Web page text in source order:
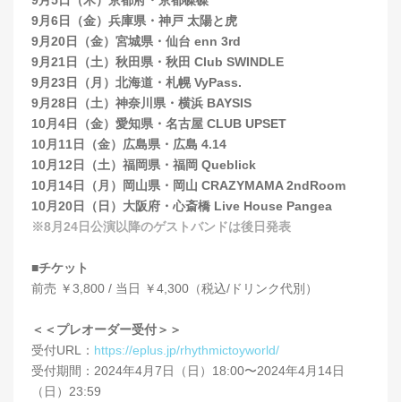
9月6日（金）兵庫県・神戸 太陽と虎
9月20日（金）宮城県・仙台 enn 3rd
9月21日（土）秋田県・秋田 Club SWINDLE
9月23日（月）北海道・札幌 VyPass.
9月28日（土）神奈川県・横浜 BAYSIS
10月4日（金）愛知県・名古屋 CLUB UPSET
10月11日（金）広島県・広島 4.14
10月12日（土）福岡県・福岡 Queblick
10月14日（月）岡山県・岡山 CRAZYMAMA 2ndRoom
10月20日（日）大阪府・心斎橋 Live House Pangea
※8月24日公演以降のゲストバンドは後日発表
■チケット
前売 ￥3,800 / 当日 ￥4,300（税込/ドリンク代別）
＜＜プレオーダー受付＞＞
受付URL： https://eplus.jp/rhythmictoyworld/
受付期間：2024年4月7日（日）18:00〜2024年4月14日
（日）23:59